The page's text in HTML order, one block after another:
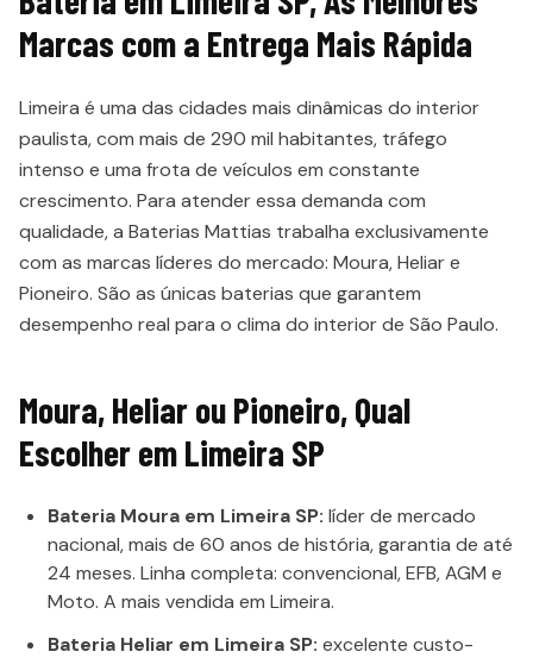
Marcas com a Entrega Mais Rápida
Limeira é uma das cidades mais dinâmicas do interior
paulista, com mais de 290 mil habitantes, tráfego
intenso e uma frota de veículos em constante
crescimento. Para atender essa demanda com
qualidade, a Baterias Mattias trabalha exclusivamente
com as marcas líderes do mercado: Moura, Heliar e
Pioneiro. São as únicas baterias que garantem
desempenho real para o clima do interior de São Paulo.
Moura, Heliar ou Pioneiro, Qual
Escolher em Limeira SP
Bateria Moura em Limeira SP: líder de mercado
nacional, mais de 60 anos de história, garantia de até
24 meses. Linha completa: convencional, EFB, AGM e
Moto. A mais vendida em Limeira.
Bateria Heliar em Limeira SP: excelente custo-